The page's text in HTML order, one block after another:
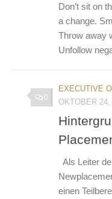
Don’t sit on
a change.
Throw away
Unfollow
0
EXECUTIVE
OKTOBER 24,
Als Leiter
einen